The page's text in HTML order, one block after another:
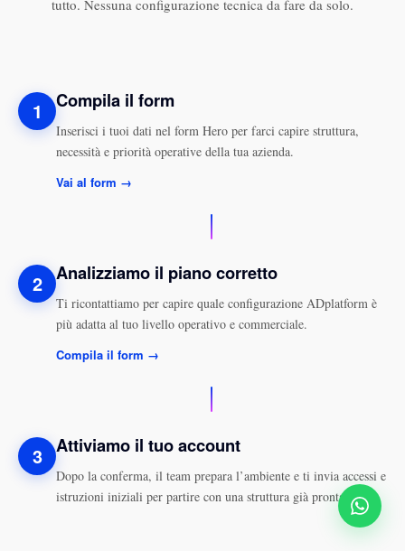
tutto. Nessuna configurazione tecnica da fare da solo.
1 Compila il form
Inserisci i tuoi dati nel form Hero per farci capire struttura,
necessità e priorità operative della tua azienda.
Vai al form →
2 Analizziamo il piano corretto
Ti ricontattiamo per capire quale configurazione ADplatform è
più adatta al tuo livello operativo e commerciale.
Compila il form →
3 Attiviamo il tuo account
Dopo la conferma, il team prepara l’ambiente e ti invia accessi e
istruzioni iniziali per partire con una struttura già pronta.